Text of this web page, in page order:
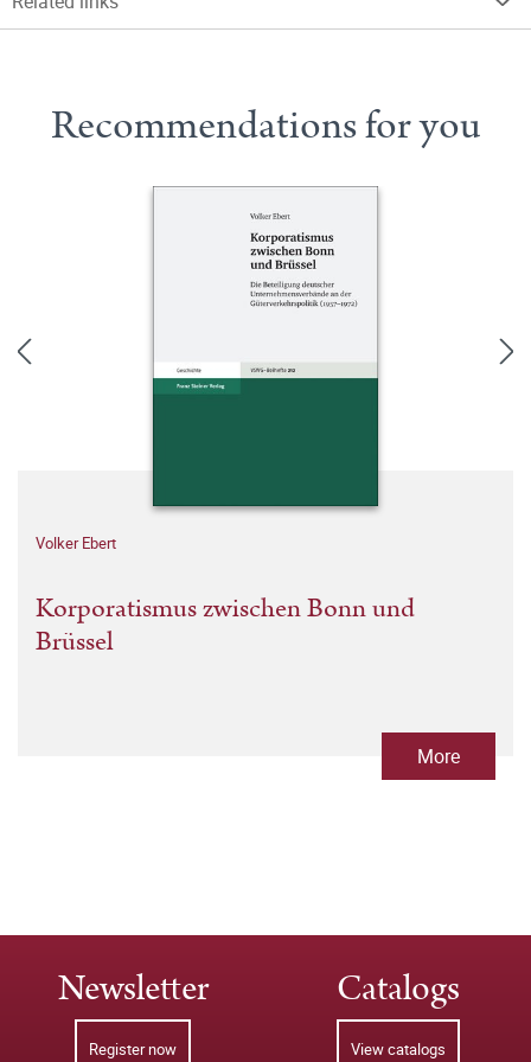
Recommendations for you
Volker Ebert
Korporatismus zwischen Bonn und
Brüssel
More
Newsletter
Register now
Catalogs
View catalogs